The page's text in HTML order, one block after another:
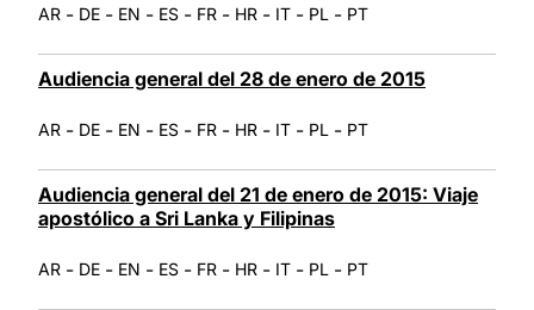
AR - DE - EN - ES - FR - HR - IT - PL - PT
Audiencia general del 28 de enero de 2015
AR - DE - EN - ES - FR - HR - IT - PL - PT
Audiencia general del 21 de enero de 2015: Viaje
apostólico a Sri Lanka y Filipinas
AR - DE - EN - ES - FR - HR - IT - PL - PT